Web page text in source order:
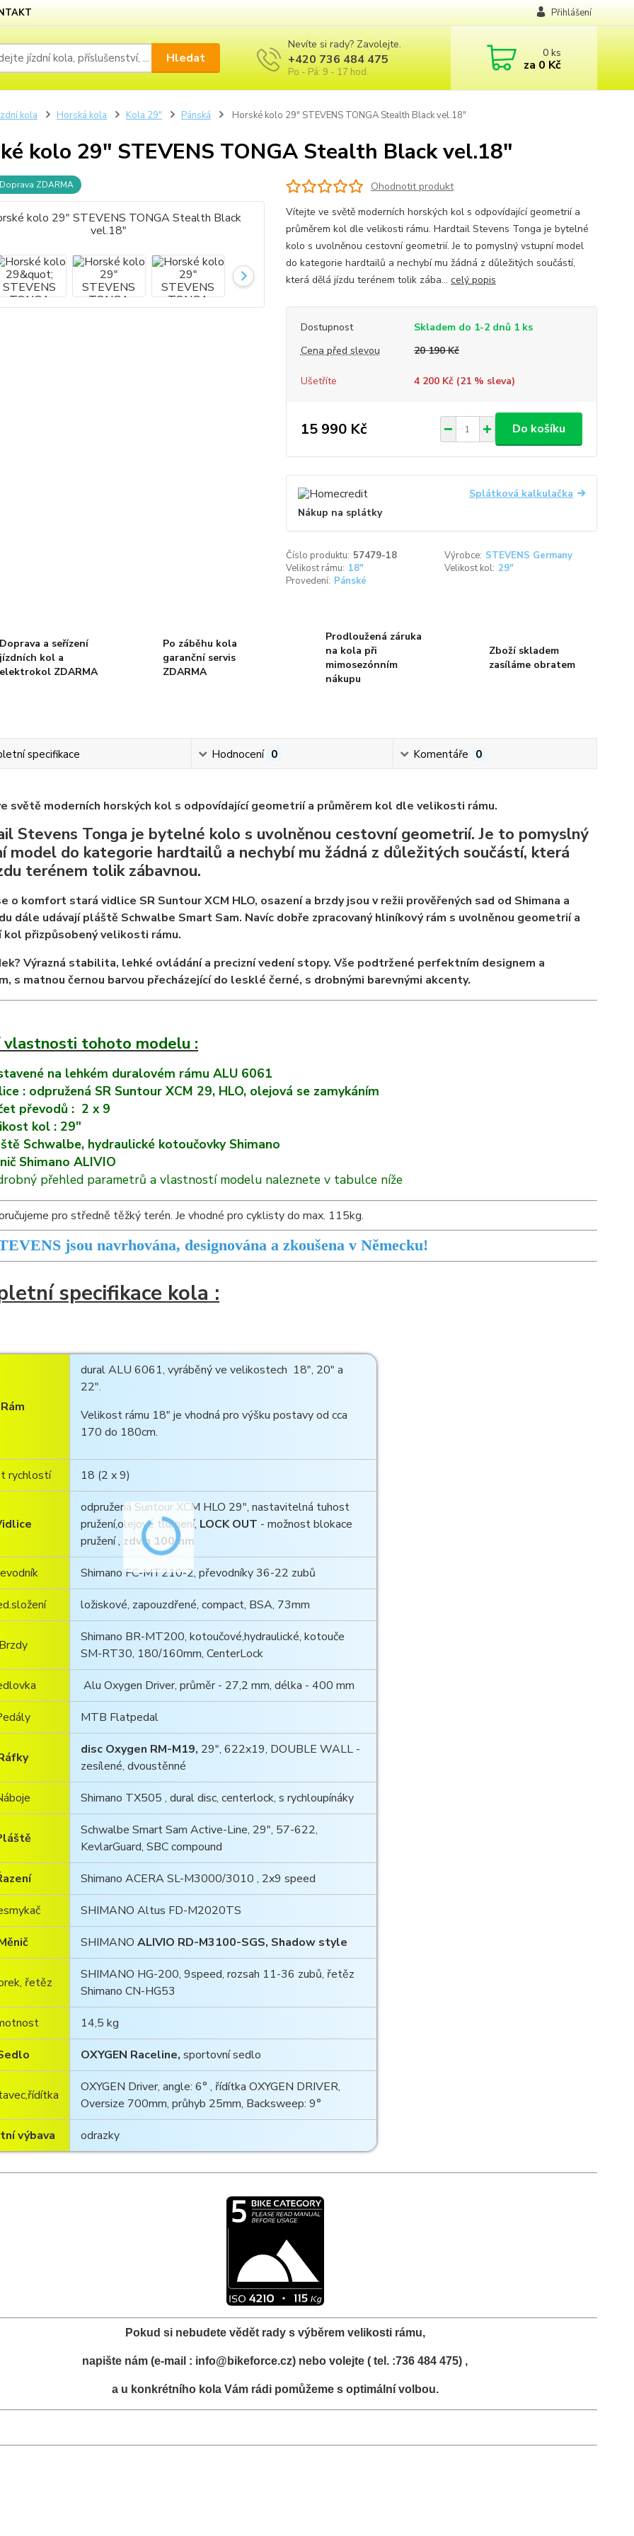
Přihlášení
Hledat
Nevíte si rady? Zavolejte.
+420 736 484 475
Po - Pá: 9 - 17 hod.
0ks
za 0 Kč
kola Horská kola Kola 29" Pánská Horské kolo 29" STEVENS TONGA Stealth Black vel.18"
kolo 29" STEVENS TONGA Stealth Black vel.18"
Doprava ZDARMA
Ohodnotit produkt
Vítejte ve světě moderních horských kol s odpovídající geometrií a
průměrem kol dle velikosti rámu. Hardtail Stevens Tonga je bytelné
kolo s uvolněnou cestovní geometrií. Je to pomyslný vstupní model
do kategorie hardtailů a nechybí mu žádná z důležitých součástí,
která dělá jízdu terénem tolik zába... celý popis
Dostupnost
Skladem do 1-2 dnů 1 ks
Cena před slevou
20 190 Kč
Ušetříte 4 200 Kč (21% sleva)
15 990 Kč Do košíku
Splátková kalkulačka
Nákup na splátky
Číslo produktu: 57479-18 Výrobce: STEVENS Germany
Velikost rámu: 18" Velikost kol: 29"
Provedení: Pánské
Doprava a seřízení
jízdních kol a
elektrokol ZDARMA
Po záběhu kola
garanční servis
ZDARMA
Prodloužená záruka
na kola při
mimosezónním
nákupu
Zboží skladem
zasíláme obratem
specifikace Hodnocení 0 Komentáře 0
světě moderních horských kol s odpovídající geometrií a průměrem kol dle velikosti rámu.
Stevens Tonga je bytelné kolo s uvolněnou cestovní geometrií. Je to pomyslný
model do kategorie hardtailů a nechybí mu žádná z důležitých součástí, která
terénem tolik zábavnou.
o komfort stará vidlice SR Suntour XCM HLO, osazení a brzdy jsou v režii prověřených sad od Shimana a
dále udávají pláště Schwalbe Smart Sam. Navíc dobře zpracovaný hliníkový rám s uvolněnou geometrií a
přizpůsobený velikosti rámu.
Výrazná stabilita, lehké ovládání a precizní vedení stopy. Vše podtržené perfektním designem a
s matnou černou barvou přecházející do lesklé černé, s drobnými barevnými akcenty.
vlastnosti tohoto modelu :
na lehkém duralovém rámu ALU 6061
: odpružená SR Suntour XCM 29, HLO, olejová se zamykáním
převodů : 2 x 9
kol : 29"
Schwalbe, hydraulické kotoučovky Shimano
Shimano ALIVIO
přehled parametrů a vlastností modelu naleznete v tabulce níže
pro středně těžký terén. Je vhodné pro cyklisty do max. 115kg.
jsou navrhována, designována a zkoušena v Německu!
specifikace kola :
Rám
dural ALU 6061, vyráběný ve velikostech 18", 20" a
22".
Velikost rámu 18" je vhodná pro výšku postavy od cca
170 do 180cm.
rychlostí 18 (2 x 9)
odpružená Suntour XCM HLO 29", nastavitelná tuhost
pružení,olejové tlumení, LOCK OUT - možnost blokace
pružení , zdvih 100mm
Shimano FC-MT210-2, převodníky 36-22 zubů
ložiskové, zapouzdřené, compact, BSA, 73mm
Brzdy
Shimano BR-MT200, kotoučové,hydraulické, kotouče
SM-RT30, 180/160mm, CenterLock
Alu Oxygen Driver, průměr - 27,2 mm, délka - 400 mm
MTB Flatpedal
disc Oxygen RM-M19, 29", 622x19, DOUBLE WALL -
zesílené, dvoustěnné
Shimano TX505 , dural disc, centerlock, s rychloupínáky
Schwalbe Smart Sam Active-Line, 29", 57-622,
KevlarGuard, SBC compound
Shimano ACERA SL-M3000/3010 , 2x9 speed
SHIMANO Altus FD-M2020TS
SHIMANO ALIVIO RD-M3100-SGS, Shadow style
řetěz
SHIMANO HG-200, 9speed, rozsah 11-36 zubů, řetěz
Shimano CN-HG53
14,5 kg
OXYGEN Raceline, sportovní sedlo
OXYGEN Driver, angle: 6° , řídítka OXYGEN DRIVER,
Oversize 700mm, průhyb 25mm, Backsweep: 9°
výbava odrazky
Pokud si nebudete vědět rady s výběrem velikosti rámu,
napište nám (e-mail : info@bikeforce.cz) nebo volejte ( tel. :736 484 475) ,
a u konkrétního kola Vám rádi pomůžeme s optimální volbou.